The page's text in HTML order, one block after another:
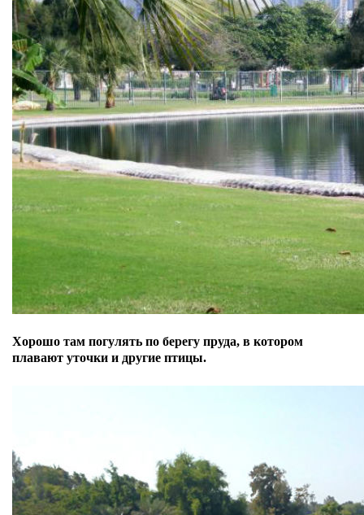
Хорошо там погулять по берегу пруда, в котором
плавают уточки и другие птицы.